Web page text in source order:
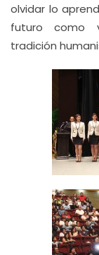
olvidar lo
futuro como
tradición